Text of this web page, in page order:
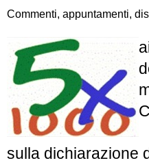
Commenti, appuntamenti,
sulla dichiarazione